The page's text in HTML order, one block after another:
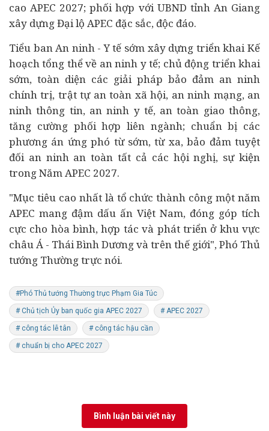
cao APEC 2027; phối hợp với UBND tỉnh An Giang
xây dựng Đại lộ APEC đặc sắc, độc đáo.
Tiểu ban An ninh - Y tế sớm xây dựng triển khai Kế
hoạch tổng thể về an ninh y tế; chủ động triển khai
sớm, toàn diện các giải pháp bảo đảm an ninh
chính trị, trật tự an toàn xã hội, an ninh mạng, an
ninh thông tin, an ninh y tế, an toàn giao thông,
tăng cường phối hợp liên ngành; chuẩn bị các
phương án ứng phó từ sớm, từ xa, bảo đảm tuyệt
đối an ninh an toàn tất cả các hội nghị, sự kiện
trong Năm APEC 2027.
"Mục tiêu cao nhất là tổ chức thành công một năm
APEC mang đậm dấu ấn Việt Nam, đóng góp tích
cực cho hòa bình, hợp tác và phát triển ở khu vực
châu Á - Thái Bình Dương và trên thế giới", Phó Thủ
tướng Thường trực nói.
#Phó Thủ tướng Thường trực Phạm Gia Túc
# Chủ tịch Ủy ban quốc gia APEC 2027 # APEC 2027
# công tác lễ tân # công tác hậu cần
# chuẩn bị cho APEC 2027
Bình luận bài viết này